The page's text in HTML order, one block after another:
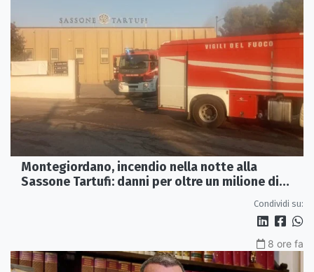
Montegiordano, incendio nella notte alla
Sassone Tartufi: danni per oltre un milione di
Condividi su:
8 ore fa